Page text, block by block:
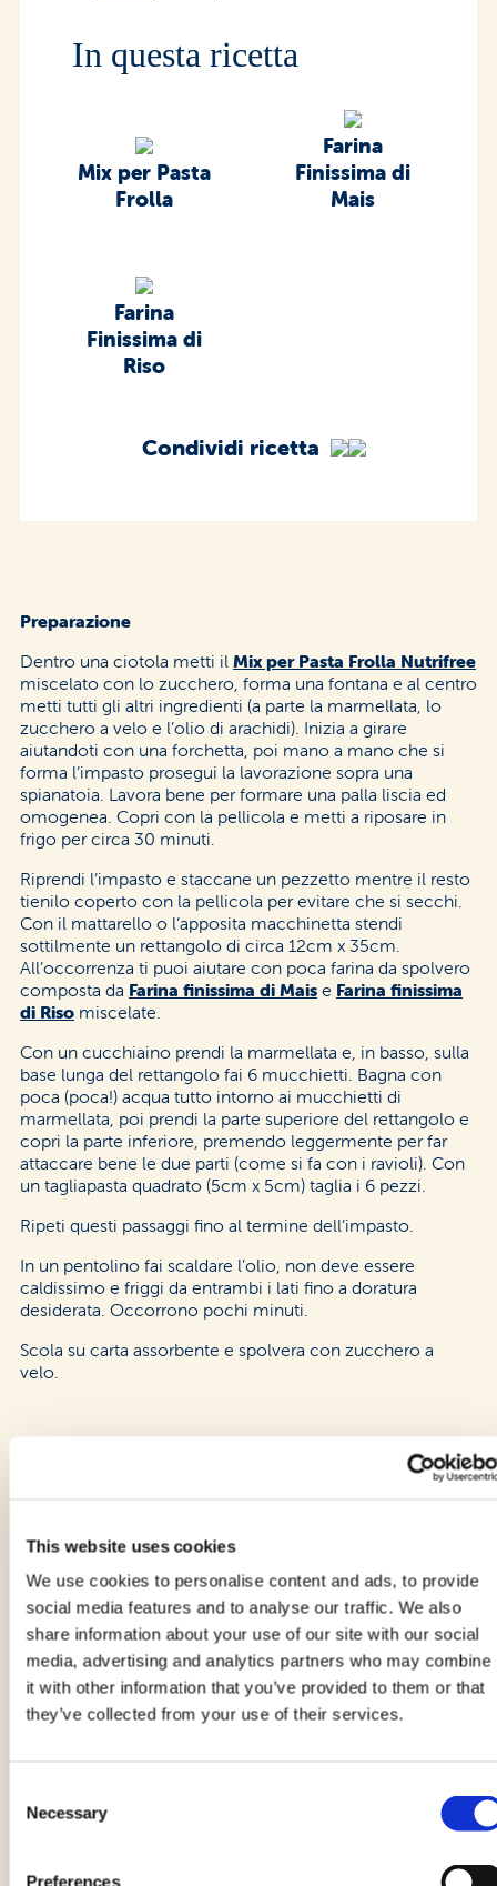
This website uses cookies
We use cookies to personalise content and ads, to provide
social media features and to analyse our traffic. We also
share information about your use of our site with our social
media, advertising and analytics partners who may combine
it with other information that you’ve provided to them or that
they’ve collected from your use of their services.
Selection
Necessary
Preferences
In questa ricetta
Mix per Pasta
Frolla
Farina
Finissima di
Mais
Farina
Finissima di
Riso
Condividi ricetta
Preparazione
Dentro una ciotola metti il Mix per Pasta Frolla Nutrifree
miscelato con lo zucchero, forma una fontana e al centro
metti tutti gli altri ingredienti (a parte la marmellata, lo
zucchero a velo e l’olio di arachidi). Inizia a girare
aiutandoti con una forchetta, poi mano a mano che si
forma l’impasto prosegui la lavorazione sopra una
spianatoia. Lavora bene per formare una palla liscia ed
omogenea. Copri con la pellicola e metti a riposare in
frigo per circa 30 minuti.
Riprendi l’impasto e staccane un pezzetto mentre il resto
tienilo coperto con la pellicola per evitare che si secchi.
Con il mattarello o l’apposita macchinetta stendi
sottilmente un rettangolo di circa 12cm x 35cm.
All’occorrenza ti puoi aiutare con poca farina da spolvero
composta da Farina finissima di Mais e Farina finissima
di Riso miscelate.
Con un cucchiaino prendi la marmellata e, in basso, sulla
base lunga del rettangolo fai 6 mucchietti. Bagna con
poca (poca!) acqua tutto intorno ai mucchietti di
marmellata, poi prendi la parte superiore del rettangolo e
copri la parte inferiore, premendo leggermente per far
attaccare bene le due parti (come si fa con i ravioli). Con
un tagliapasta quadrato (5cm x 5cm) taglia i 6 pezzi.
Ripeti questi passaggi fino al termine dell’impasto.
In un pentolino fai scaldare l’olio, non deve essere
caldissimo e friggi da entrambi i lati fino a doratura
desiderata. Occorrono pochi minuti.
Scola su carta assorbente e spolvera con zucchero a
velo.
Vedi anche altre nostre
ricette